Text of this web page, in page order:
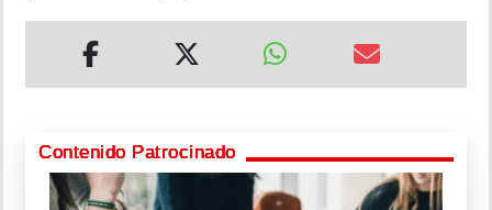
Contenido Patrocinado